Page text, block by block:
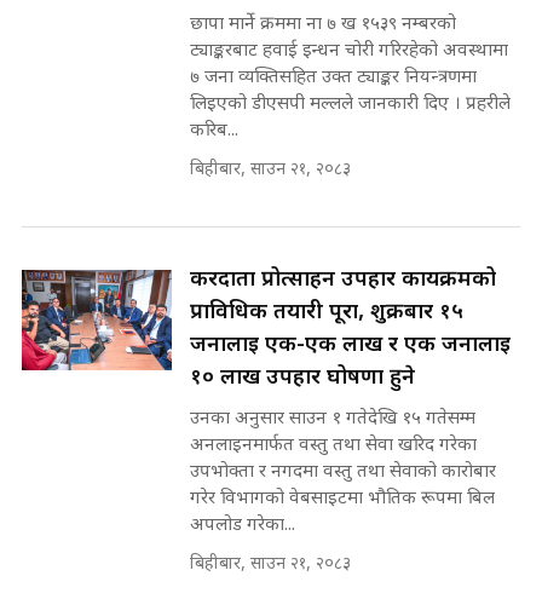
सहकारी पीडितसँग मन्त्री प्रतिभा रावलले
भनिन्–साथ दिनुहोस्, दबाब होइन ||
Sidhakura || Pratibha Rawal
SIDHAKURA ||
कहिले बन्ला चक्रपथ ? विस्तार कार्यमा
किन भइरहेछ ढिलाइ ?The Ring Road
Expansion Dilemma |
SIDHAKURA |
पटकपटक भावुक बने गृहमन्त्री सुदन
SIDHAKURA ||
'Poppo Live'-SIDHAKURA
INVESTIGATION
मन्त्री आउने बित्तिकै सुरु भएको थियो
घुसको डिल || Raj Kumar Gupta ||
SIDHAKURA ||
घुसको डिल गर्ने मन्त्रीकाे राजिनामा,
भूमिसुधार मन्त्रीलाई जोगाइदै ! ||
SIDHAKURA ||
७८ लाख घुस खाने मन्त्री ! जोगाउने
प्रधानमन्त्री ? || SIDHAKURA ||
SIDHAKURA INVESTIGATION
||
छापा मार्ने क्रममा ना ७ ख १५३९ नम्बरको
ट्याङ्करबाट हवाई इन्धन चोरी गरिरहेको अवस्थामा
७ जना व्यक्तिसहित उक्त ट्याङ्कर नियन्त्रणमा
लिइएको डीएसपी मल्लले जानकारी दिए । प्रहरीले
करिब...
बिहीबार, साउन २१, २०८३
करदाता प्रोत्साहन उपहार कार्यक्रमको
प्राविधिक तयारी पूरा, शुक्रबार १५
जनालाई एक-एक लाख र एक जनालाई
१० लाख उपहार घोषणा हुने
उनका अनुसार साउन १ गतेदेखि १५ गतेसम्म
अनलाइनमार्फत वस्तु तथा सेवा खरिद गरेका
उपभोक्ता र नगदमा वस्तु तथा सेवाको कारोबार
गरेर विभागको वेबसाइटमा भौतिक रूपमा बिल
अपलोड गरेका...
बिहीबार, साउन २१, २०८३